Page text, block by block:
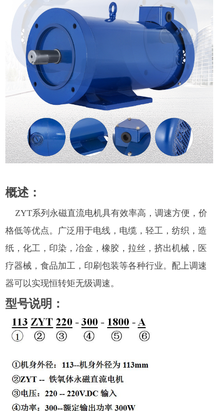
概述：
ZYT系列永磁直流电机具有效率高，调速方便，价
格低等优点。广泛用于电线，电缆，轻工，纺织，造
纸，化工，印染，冶金，橡胶，拉丝，挤出机械，医
疗器械，食品加工，印刷包装等各种行业。配上调速
器可以实现恒转矩无级调速。
型号说明：